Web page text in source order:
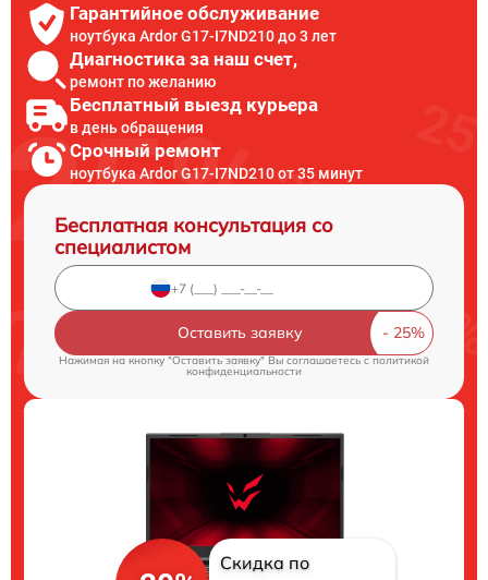
Гарантийное обслуживание
ноутбука Ardor G17-I7ND210 до 3 лет
Диагностика за наш счет,
ремонт по желанию
Бесплатный выезд курьера
в день обращения
Срочный ремонт
ноутбука Ardor G17-I7ND210 от 35 минут
Бесплатная консультация со
специалистом
Оставить заявку
Нажимая на кнопку "Оставить заявку" Вы соглашаетесь cполитикой
конфиденциальности
Скидка по